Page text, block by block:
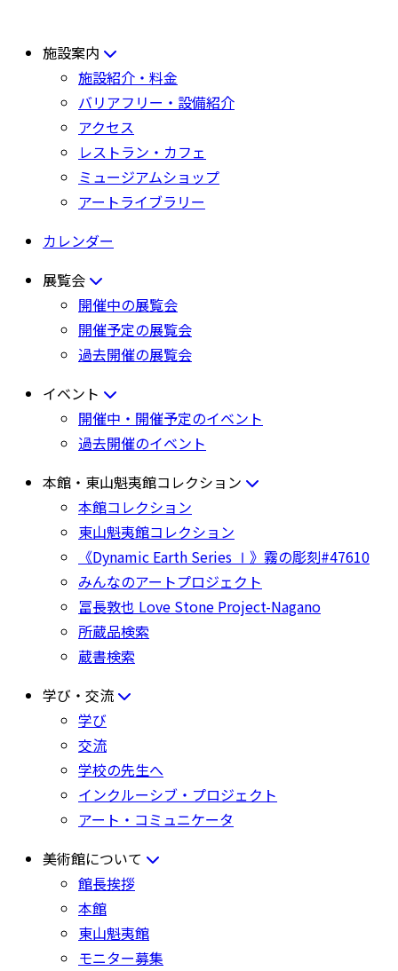
施設案内
施設紹介・料金
バリアフリー・設備紹介
アクセス
レストラン・カフェ
ミュージアムショップ
アートライブラリー
カレンダー
展覧会
開催中の展覧会
開催予定の展覧会
過去開催の展覧会
イベント
開催中・開催予定のイベント
過去開催のイベント
本館・東山魁夷館コレクション
本館コレクション
東山魁夷館コレクション
《Dynamic Earth Series Ⅰ》霧の彫刻#47610
みんなのアートプロジェクト
冨長敦也 Love Stone Project-Nagano
所蔵品検索
蔵書検索
学び・交流
学び
交流
学校の先生へ
インクルーシブ・プロジェクト
アート・コミュニケータ
美術館について
館長挨拶
本館
東山魁夷館
モニター募集